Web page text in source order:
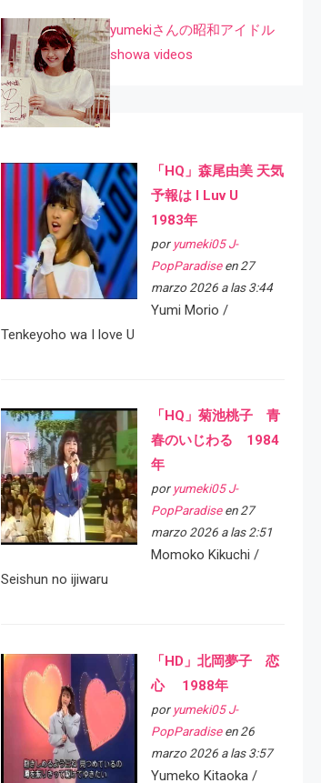
yumekiさんの昭和アイドル
showa videos
「HQ」森尾由美 天気
予報は I Luv U
1983年
por yumeki05 J-
PopParadiseen 27
marzo 2026 a las 3:44
Yumi Morio /
Tenkeyoho wa I love U
「HQ」菊池桃子 青
春のいじわる 1984
年
por yumeki05 J-
PopParadiseen 27
marzo 2026 a las 2:51
Momoko Kikuchi /
Seishun no ijiwaru
「HD」北岡夢子 恋
心 1988年
por yumeki05 J-
PopParadiseen 26
marzo 2026 a las 3:57
Yumeko Kitaoka /